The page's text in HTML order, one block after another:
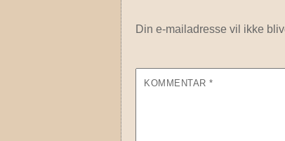
Din e-mailadresse vil ikke
KOMMENTAR*